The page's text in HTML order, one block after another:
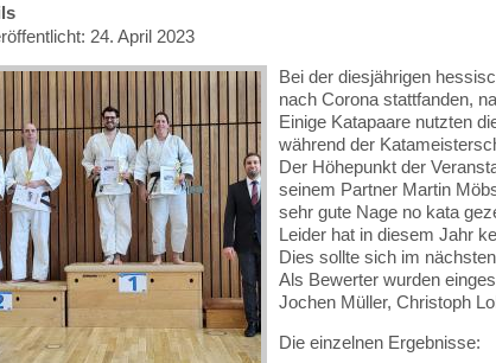
24. April 2023
Bei der diesjährigen
nach Corona stattfanden,
Einige Katapaare nutzten
während der
Der Höhepunkt der
seinem Partner Martin
sehr gute Nage no kata
Leider hat in diesem Jahr
Dies sollte sich im
Als Bewerter wurden
Jochen Müller, Christoph
Die einzelnen Ergebnisse: